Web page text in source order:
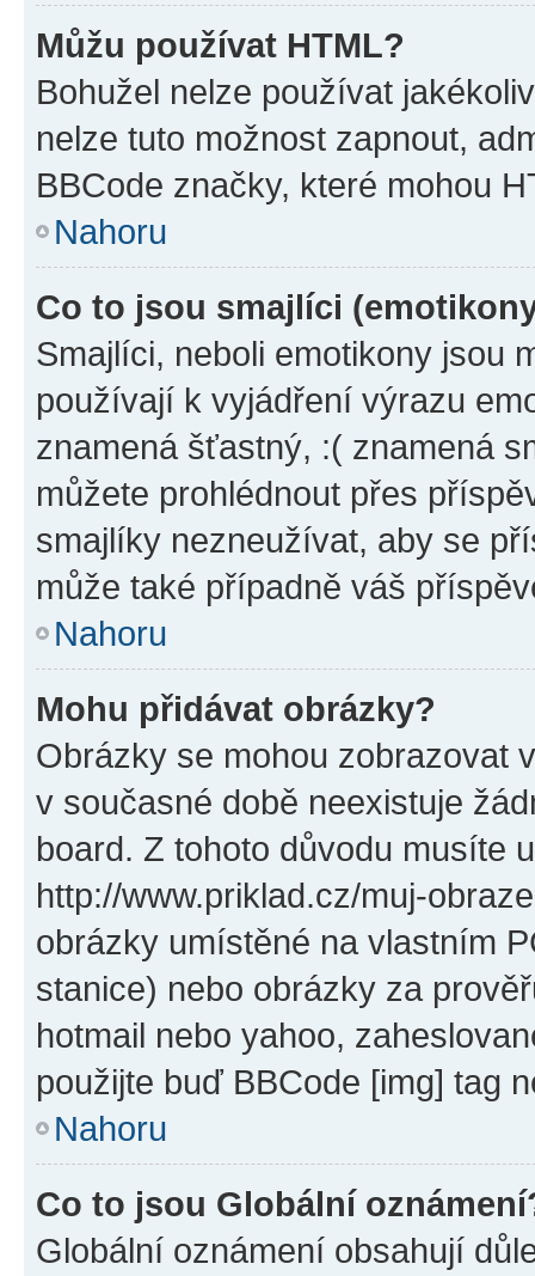
Můžu používat HTML?
Bohužel nelze používat
nelze tuto možnost zapnout,
BBCode značky, které mohou
Nahoru
Co to jsou smajlíci
Smajlíci, neboli emotikony jsou
používají k vyjádření výrazu
znamená šťastný, :( znamená
můžete prohlédnout přes
smajlíky nezneužívat, aby se
může také případně váš
Nahoru
Mohu přidávat obrázky?
Obrázky se mohou zobrazovat
v současné době neexistuje
board. Z tohoto důvodu musíte
http://www.priklad.cz/muj-
obrázky umístěné na vlastním
stanice) nebo obrázky za
hotmail nebo yahoo,
použijte buď BBCode [img] tag
Nahoru
Co to jsou Globální
Globální oznámení obsahují